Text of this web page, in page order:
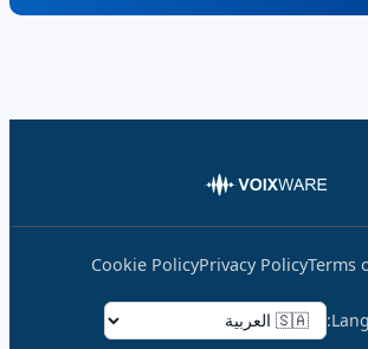
Terms
Privacy Policy
Cookie Policy